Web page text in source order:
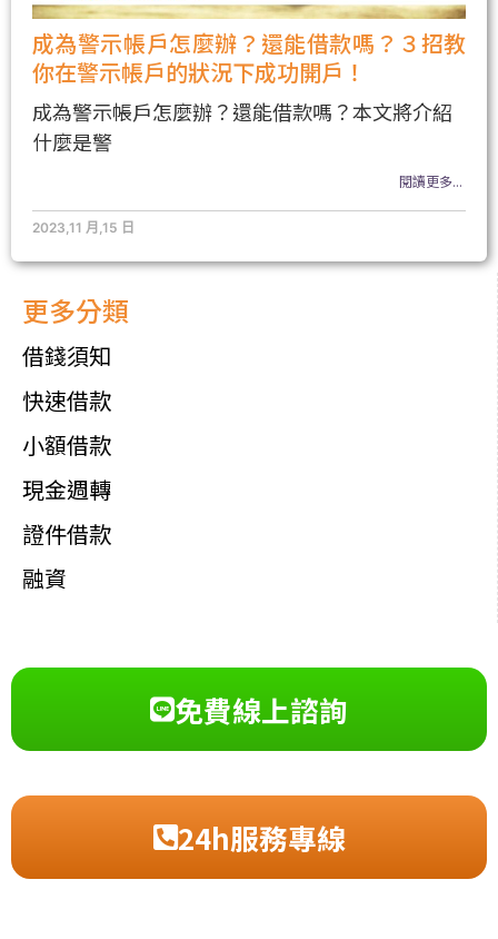
更多分類
借錢須知
快速借款
小額借款
現金週轉
證件借款
融資
成為警示帳戶怎麼辦？還能借款嗎？３招教
你在警示帳戶的狀況下成功開戶！
成為警示帳戶怎麼辦？還能借款嗎？本文將介紹
什麼是警
閱讀更多...
2023,11 月,15 日
免費線上諮詢
24h服務專線